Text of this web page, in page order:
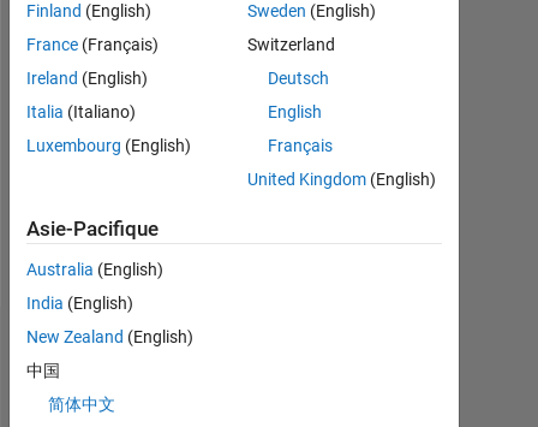
Programming
Languages:
Python,
Spoken
Languages:
English,
German
Tableau de bord
Statistiques
Finland (English)
France (Français)
Ireland (English)
Italia (Italiano)
Luxembourg (English)
Sweden (English)
Switzerland
Deutsch
English
Français
United Kingdom(English)
Asie-Pacifique
Australia (English)
India (English)
New Zealand (English)
中国
简体中文